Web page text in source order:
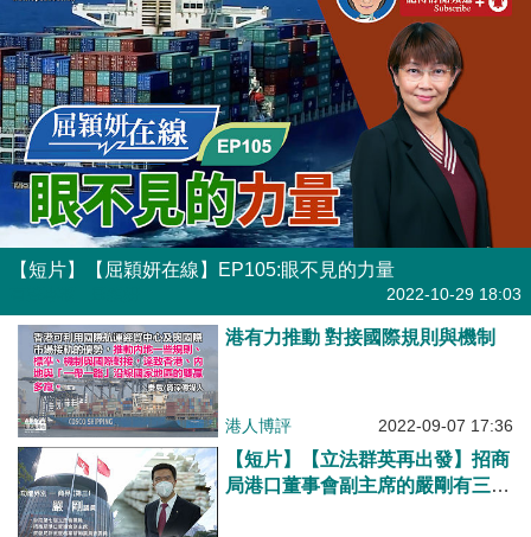
【短片】【屈穎妍在線】EP105:眼不見的力量
2022-10-29 18:03
港有力推動 對接國際規則與機制
港人博評 2022-09-07 17:36
【短片】【立法群英再出發】招商
局港口董事會副主席的嚴剛有三招